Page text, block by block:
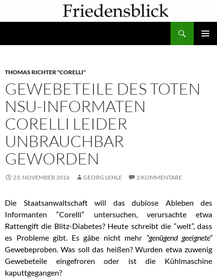
THOMAS RICHTER "CORELLI"
GEWEBETEILE DES TOTEN
NSU-INFORMATEN
CORELLI LEIDER
UNBRAUCHBAR
GEWORDEN
23. NOVEMBER 2016 GEORG LEHLE 2 KOMMENTARE
Die Staatsanwaltschaft will das dubiose Ableben des
Informanten “Corelli” untersuchen, verursachte etwa
Rattengift die Blitz-Diabetes? Heute schreibt die “welt”, dass
es Probleme gibt. Es gäbe nicht mehr “genügend geeignete”
Gewebeproben. Was soll das heißen? Wurden etwa zuwenig
Gewebeteile eingefroren oder ist die Kühlmaschine
kaputtgegangen?